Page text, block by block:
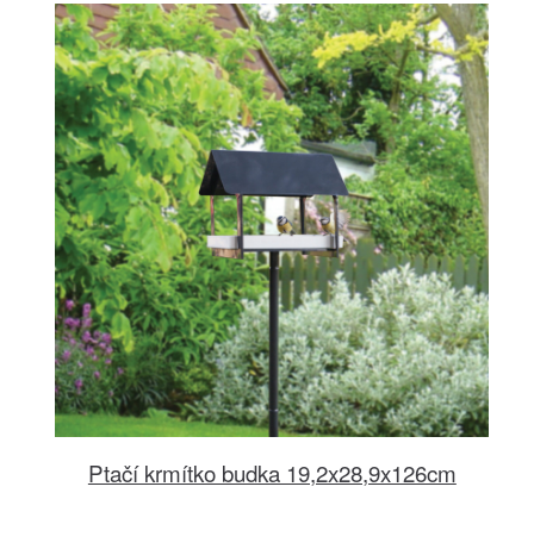
Ptačí krmítko budka 19,2x28,9x126cm